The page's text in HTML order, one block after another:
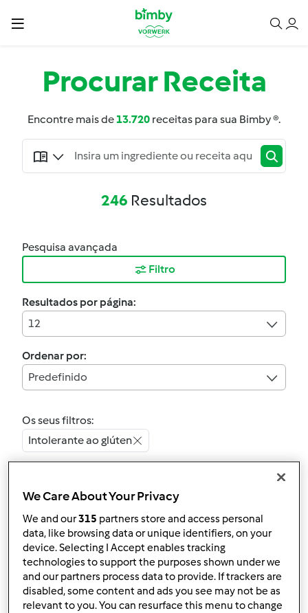
ProcurarReceita
Encontre mais de13.720 receitas para sua Bimby ®.
246 Resultados
Pesquisa avançada
Filtro
Resultados por página:
12
Ordenar por:
Predefinido
Os seus filtros:
Intolerante ao glúten
4.6(5)
Bolo de Mel
porLuidji
We Care About Your Privacy
We and our315 partners store and access personal
data, like browsing data or unique identifiers, on your
device. Selecting I Accept enables tracking
technologies to support the purposes shown under we
and our partners process data to provide. If trackers are
disabled, some content and ads you see may not be as
relevant to you. You can resurface this menu to change